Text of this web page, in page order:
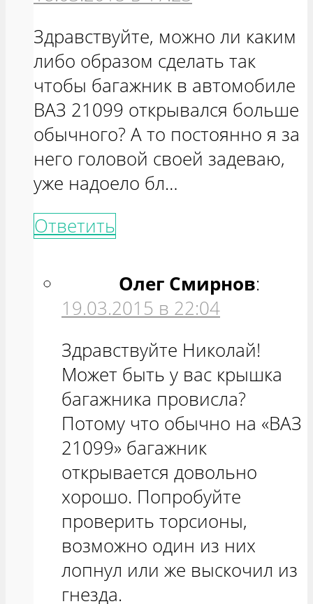
Здравствуйте, можно ли каким
либо образом сделать так
чтобы багажник в автомобиле
ВАЗ 21099 открывался больше
обычного? А то постоянно я за
него головой своей задеваю,
уже надоело бл…
Ответить
Олег Смирнов:
19.03.2015 в 22:04
Здравствуйте Николай!
Может быть у вас крышка
багажника провисла?
Потому что обычно на «ВАЗ
21099» багажник
открывается довольно
хорошо. Попробуйте
проверить торсионы,
возможно один из них
лопнул или же выскочил из
гнезда.